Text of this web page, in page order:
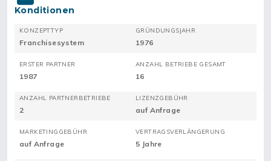
Konditionen
KONZEPTTYP
Franchisesystem
GRÜNDUNGSJAHR
1976
ERSTER PARTNER
1987
ANZAHL BETRIEBE GESAMT
16
ANZAHL PARTNERBETRIEBE
2
LIZENZGEBÜHR
auf Anfrage
MARKETINGGEBÜHR
auf Anfrage
VERTRAGSVERLÄNGERUNG
5 Jahre